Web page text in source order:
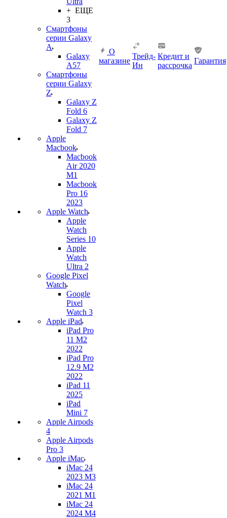
+ ЕЩЕ
3
Смартфоны
серии Galaxy
A
Galaxy
A57
Смартфоны
серии Galaxy
Z
Galaxy Z
Fold 6
Galaxy Z
Fold 7
Apple
Macbook
Macbook
Air 2020
M1
Macbook
Pro 16
2023
Apple Watch
Apple
Watch
Series 10
Apple
Watch
Ultra 2
Google Pixel
Watch
Google
Pixel
Watch 3
Apple iPad
iPad Pro
11 M2
2022
iPad Pro
12.9 M2
2022
iPad 11
2025
iPad
Mini 7
Apple Airpods
4
Apple Airpods
Pro 3
Apple iMac
iMac 24
2023 M3
iMac 24
2021 M1
iMac 24
2024 M4
О
магазине
Трейд-
Ин
Кредит и
рассрочка
Гарантия